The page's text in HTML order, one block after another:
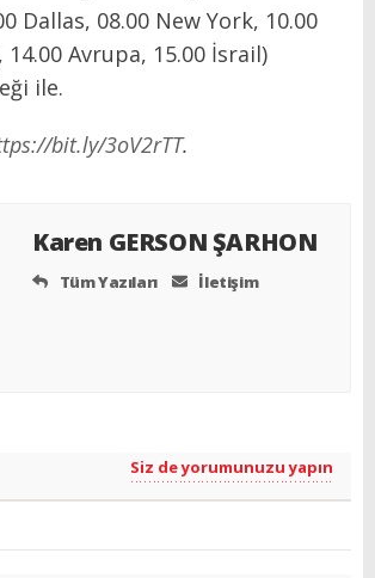
Dallas, 08.00 New York, 10.00
14.00 Avrupa, 15.00 İsrail)
ile.
bit.ly/3oV2rTT.
Karen GERSON ŞARHON
Tüm Yazıları İletişim
Siz de yorumunuzu yapın